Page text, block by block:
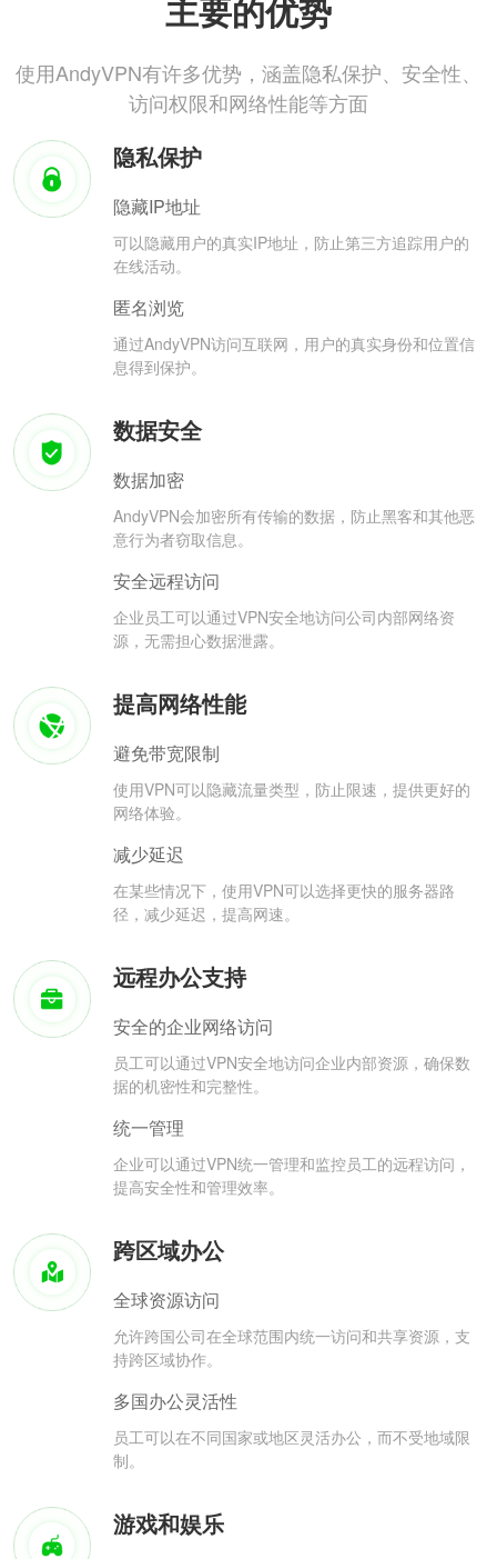
主要的优势
使用AndyVPN有许多优势，涵盖隐私保护、安全性、
访问权限和网络性能等方面
隐私保护
隐藏IP地址
可以隐藏用户的真实IP地址，防止第三方追踪用户的
在线活动。
匿名浏览
通过AndyVPN访问互联网，用户的真实身份和位置信
息得到保护。
数据安全
数据加密
AndyVPN会加密所有传输的数据，防止黑客和其他恶
意行为者窃取信息。
安全远程访问
企业员工可以通过VPN安全地访问公司内部网络资
源，无需担心数据泄露。
提高网络性能
避免带宽限制
使用VPN可以隐藏流量类型，防止限速，提供更好的
网络体验。
减少延迟
在某些情况下，使用VPN可以选择更快的服务器路
径，减少延迟，提高网速。
远程办公支持
安全的企业网络访问
员工可以通过VPN安全地访问企业内部资源，确保数
据的机密性和完整性。
统一管理
企业可以通过VPN统一管理和监控员工的远程访问，
提高安全性和管理效率。
跨区域办公
全球资源访问
允许跨国公司在全球范围内统一访问和共享资源，支
持跨区域协作。
多国办公灵活性
员工可以在不同国家或地区灵活办公，而不受地域限
制。
游戏和娱乐